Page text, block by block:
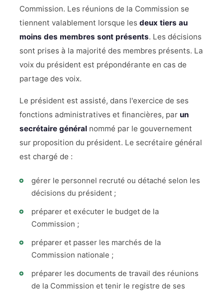
Commission. Les réunions de la Commission se
tiennent valablement lorsque les deux tiers au
moins des membres sont présents. Les décisions
sont prises à la majorité des membres présents. La
voix du président est prépondérante en cas de
partage des voix.
Le président est assisté, dans l'exercice de ses
fonctions administratives et financières, par un
secrétaire général nommé par le gouvernement
sur proposition du président. Le secrétaire général
est chargé de :
gérer le personnel recruté ou détaché selon les
décisions du président ;
préparer et exécuter le budget de la
Commission ;
préparer et passer les marchés de la
Commission nationale ;
préparer les documents de travail des réunions
de la Commission et tenir le registre de ses